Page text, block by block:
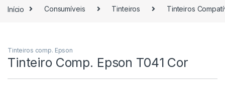
Início Consumíveis Tinteiros Tinteiros
Tinteiros comp. Epson
Tinteiro Comp. Epson T041 Cor